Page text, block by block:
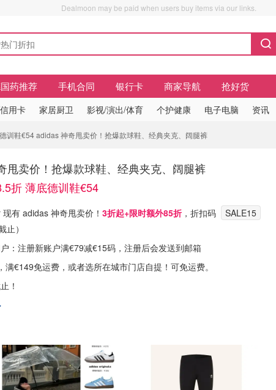
Dealmoon may be paid when users buy items via our links.
药推荐 手机合同 银行卡 商家导航 抢好货
用卡 家居厨卫 影视/演出/体育 个护健康 电子电脑 资讯
训鞋€54 adidas 神奇甩卖价！抢爆款球鞋、经典夹克、阔腿裤
甩卖价！抢爆款球鞋、经典夹克、阔腿裤
折 薄底德训鞋€54
有 adidas 神奇甩卖价！ 3折起+限时额外85折 ，折扣码
SALE15
止）
：注册新账户满€79减€15码，注册后会发送到邮箱
满€149免运费，或者选所在城市门店自提！可免运费。
！